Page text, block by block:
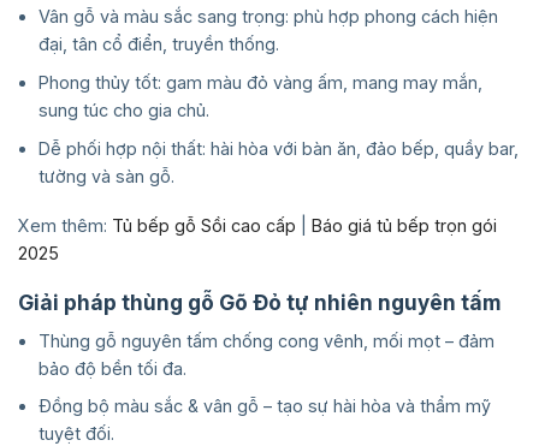
Vân gỗ và màu sắc sang trọng: phù hợp phong cách hiện
đại, tân cổ điển, truyền thống.
Phong thủy tốt: gam màu đỏ vàng ấm, mang may mắn,
sung túc cho gia chủ.
Dễ phối hợp nội thất: hài hòa với bàn ăn, đảo bếp, quầy bar,
tường và sàn gỗ.
Xem thêm: Tủ bếp gỗ Sồi cao cấp
Báo giá tủ bếp trọn gói
2025
Giải pháp thùng gỗ Gõ Đỏ tự nhiên nguyên tấm
Thùng gỗ nguyên tấm chống cong vênh, mối mọt – đảm
bảo độ bền tối đa.
Đồng bộ màu sắc & vân gỗ – tạo sự hài hòa và thẩm mỹ
tuyệt đối.